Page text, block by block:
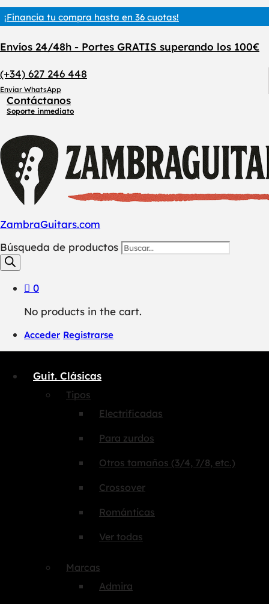
¡Financia tu compra hasta en 36 cuotas!
Envíos 24/48h - Portes GRATIS superando los 100€
(+34) 627 246 448
Enviar WhatsApp
Contáctanos
Soporte inmediato
ZambraGuitars.com
Búsqueda de productos
0
No products in the cart.
Acceder Registrarse
Guit. Clásicas
Tipos
Electrificadas
Para zurdos
Otros tamaños (3/4, 7/8, etc.)
Crossover
Románticas
Ver todas
Marcas
Admira